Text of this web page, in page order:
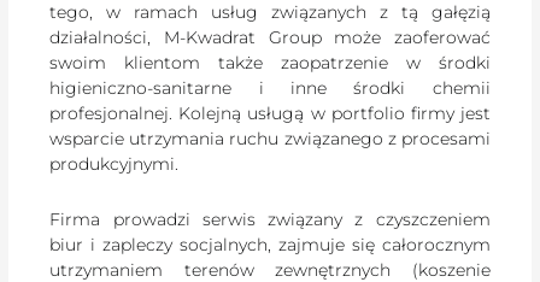
tego, w ramach usług związanych z tą gałęzią
działalności, M-Kwadrat Group może zaoferować
swoim klientom także zaopatrzenie w środki
higieniczno-sanitarne i inne środki chemii
profesjonalnej. Kolejną usługą w portfolio firmy jest
wsparcie utrzymania ruchu związanego z procesami
produkcyjnymi.
Firma prowadzi serwis związany z czyszczeniem
biur i zapleczy socjalnych, zajmuje się całorocznym
utrzymaniem terenów zewnętrznych (koszenie